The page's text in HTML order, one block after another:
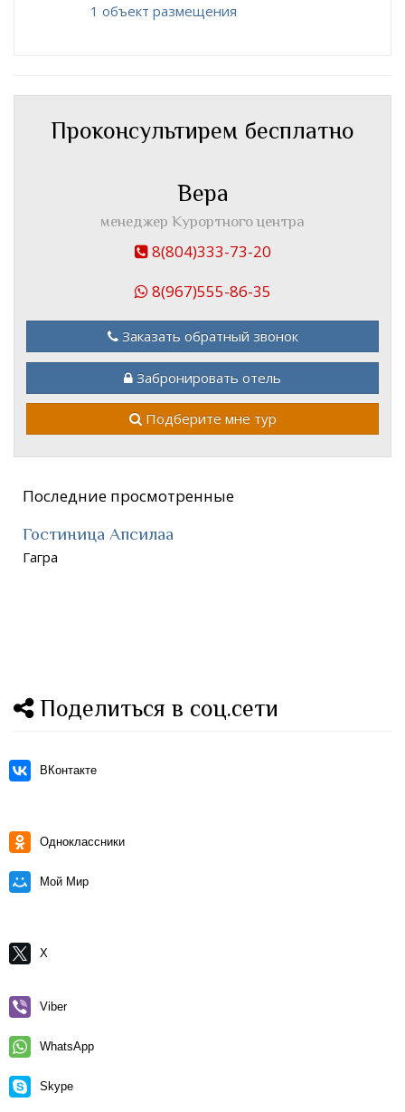
1 объект размещения
Проконсультирем бесплатно
Вера
менеджер Курортного центра
8(804)333-73-20
8(967)555-86-35
Заказать обратный звонок
Забронировать отель
Подберите мне тур
Последние просмотренные
Гостиница Апсилаа
Гагра
Поделиться в соц.сети
ВКонтакте
Одноклассники
Мой Мир
X
Viber
WhatsApp
Skype